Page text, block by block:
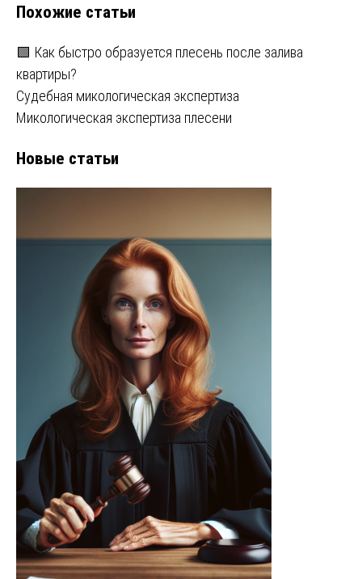
записям
Похожие статьи
🟩 Как быстро образуется плесень после залива
квартиры?
Судебная микологическая экспертиза
Микологическая экспертиза плесени
Новые статьи